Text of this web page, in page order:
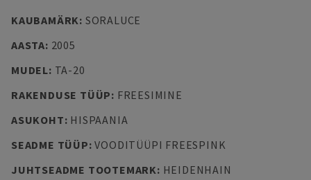
KAUBAMÄRK: SORALUCE
AASTA: 2005
MUDEL: TA-20
RAKENDUSE TÜÜP: FREESIMINE
ASUKOHT: HISPAANIA
SEADME TÜÜP:VOODITÜÜPI FREESPINK
JUHTSEADME TOOTEMARK: HEIDENHAIN